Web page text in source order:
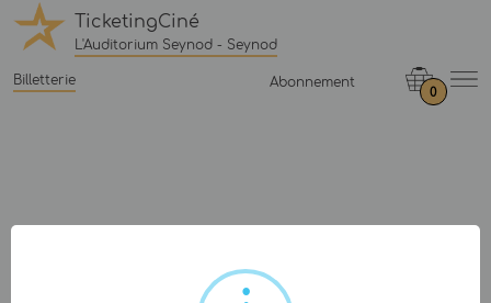
TicketingCiné
L'Auditorium Seynod - Seynod
Billetterie Abonnement
0